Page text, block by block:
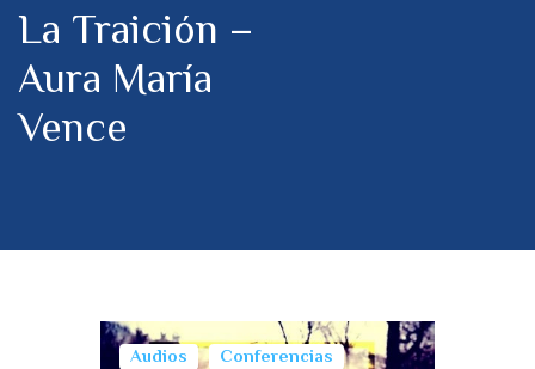
La Traición –
Aura María
Vence
MPE TV
DONACIONES
PARTICIPA
Audios
Conferencias